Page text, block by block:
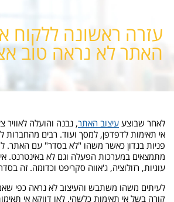
עזרה ראשונה ללקוח
האתר לא נראה טוב
לאחר שבוצע עיצוב האתר, נבנה והועלה
אי תאימות לדפדפן, למסך ועוד. רבים מהחברות
פניות בנדון כאשר משהו "לא בסדר" עם האתר.
מתמצאים במערכות הפעלה וגם לא באינטרנט.
עוגיות, רזולוציה, ג'אווה סקריפט וכדומה. זה
לעיתים משהו משתבש והעיצוב לא נראה כפי
קורה בשל אי תאימות כלשהי, לאו דווקא אי